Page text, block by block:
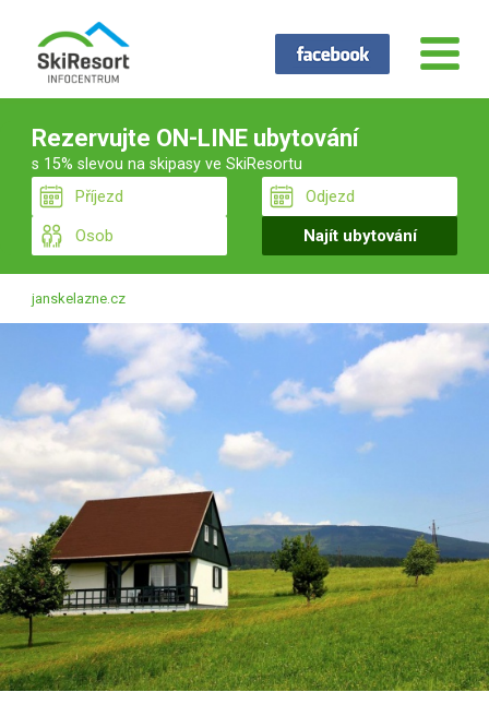
Rezervujte ON-LINE ubytování
s 15% slevou na skipasy ve SkiResortu
janskelazne.cz